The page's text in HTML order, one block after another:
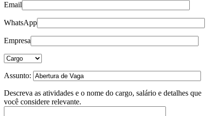
Email
WhatsApp
Empresa
Assunto:
Descreva as atividades e o nome do cargo, salário e detalhes que
você considere relevante.